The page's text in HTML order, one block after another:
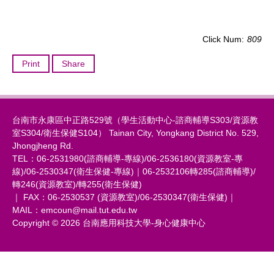
Click Num: 809
Print Share
台南市永康區中正路529號（學生活動中心-諮商輔導S303/資源教
室S304/衛生保健S104） Tainan City, Yongkang District No. 529,
Jhongjheng Rd.
TEL：06-2531980(諮商輔導-專線)/06-2536180(資源教室-專
線)/06-2530347(衛生保健-專線)｜06-2532106轉285(諮商輔導)/
轉246(資源教室)/轉255(衛生保健)
｜ FAX：06-2530537 (資源教室)/06-2530347(衛生保健)｜
MAIL：emcoun@mail.tut.edu.tw
Copyright © 2026 台南應用科技大學-身心健康中心